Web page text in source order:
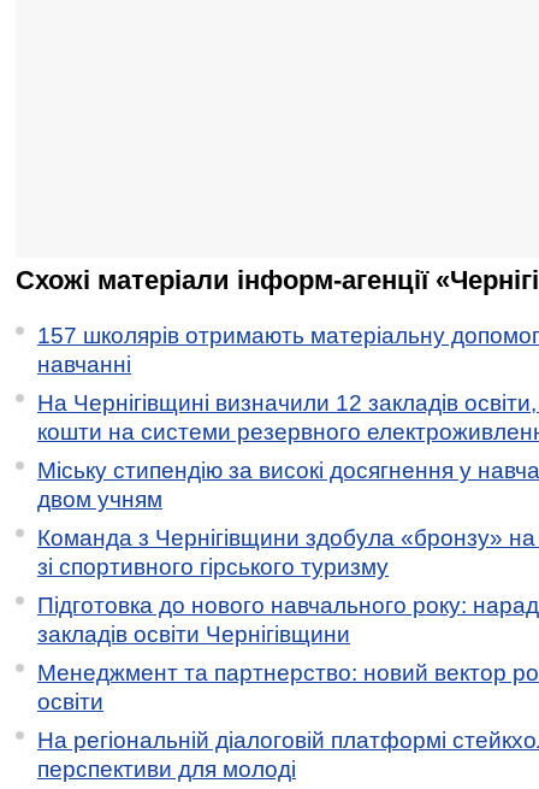
Схожі матеріали інформ-агенції
157 школярів отримають матеріальну
навчанні
На Чернігівщині визначили 12 закладів
кошти на системи резервного
Міську стипендію за високі досягнення у
двом учням
Команда з Чернігівщини здобула «бронзу» на
зі спортивного гірського туризму
Підготовка до нового навчального року:
закладів освіти Чернігівщини
Менеджмент та партнерство: новий вектор
освіти
На регіональній діалоговій платформі
перспективи для молоді